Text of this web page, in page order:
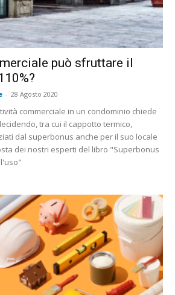
può sfruttare il
- 28 Agosto 2020
commerciale in un condominio chiede
tra cui il cappotto termico,
dal superbonus anche per il suo locale
dei nostri esperti del libro "Superbonus